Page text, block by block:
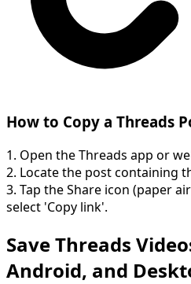
How to Copy a Threads
1. Open the Threads app or
2. Locate the post containing
3. Tap the Share icon (paper
select 'Copy link'.
Save Threads
Android, and